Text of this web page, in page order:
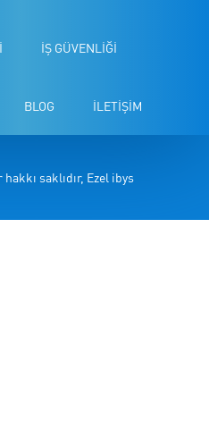
İŞ GÜVENLİĞİ
BLOG İLETİŞİM
saklıdır, Ezel ibys